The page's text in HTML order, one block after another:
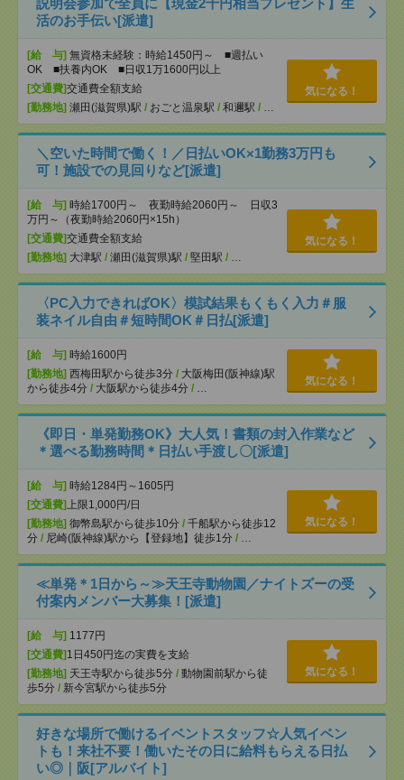
説明会参加で全員に【現金2千円相当プレゼント】生
活のお手伝い[派遣]
[給 与] 無資格未経験：時給1450円～ ■週払い
OK ■扶養内OK ■日収1万1600円以上
[交通費]交通費全額支給
[勤務地] 瀬田(滋賀県)駅 / おごと温泉駅 / 和邇駅 / …
気になる！
＼空いた時間で働く！／日払いOK×1勤務3万円も
可！施設での見回りなど[派遣]
[給 与] 時給1700円～ 夜勤時給2060円～ 日収3
万円～（夜勤時給2060円×15h）
[交通費]交通費全額支給
[勤務地] 大津駅 / 瀬田(滋賀県)駅 / 堅田駅 / …
気になる！
〈PC入力できればOK〉模試結果もくもく入力＃服
装ネイル自由＃短時間OK＃日払[派遣]
[給 与] 時給1600円
[勤務地] 西梅田駅から徒歩3分 / 大阪梅田(阪神線)駅
から徒歩4分 / 大阪駅から徒歩4分 / …
気になる！
《即日・単発勤務OK》大人気！書類の封入作業など
＊選べる勤務時間＊日払い手渡し〇[派遣]
[給 与] 時給1284円～1605円
[交通費] 上限1,000円/日
[勤務地] 御幣島駅から徒歩10分 / 千船駅から徒歩12
分 / 尼崎(阪神線)駅から【登録地】徒歩1分 / …
気になる！
≪単発＊1日から～≫天王寺動物園／ナイトズーの受
付案内メンバー大募集！[派遣]
[給 与] 1177円
[交通費] 1日450円迄の実費を支給
[勤務地] 天王寺駅から徒歩5分 / 動物園前駅から徒
歩5分 / 新今宮駅から徒歩5分
気になる！
好きな場所で働けるイベントスタッフ☆人気イベン
トも！来社不要！働いたその日に給料もらえる日払
い◎｜阪[アルバイト]